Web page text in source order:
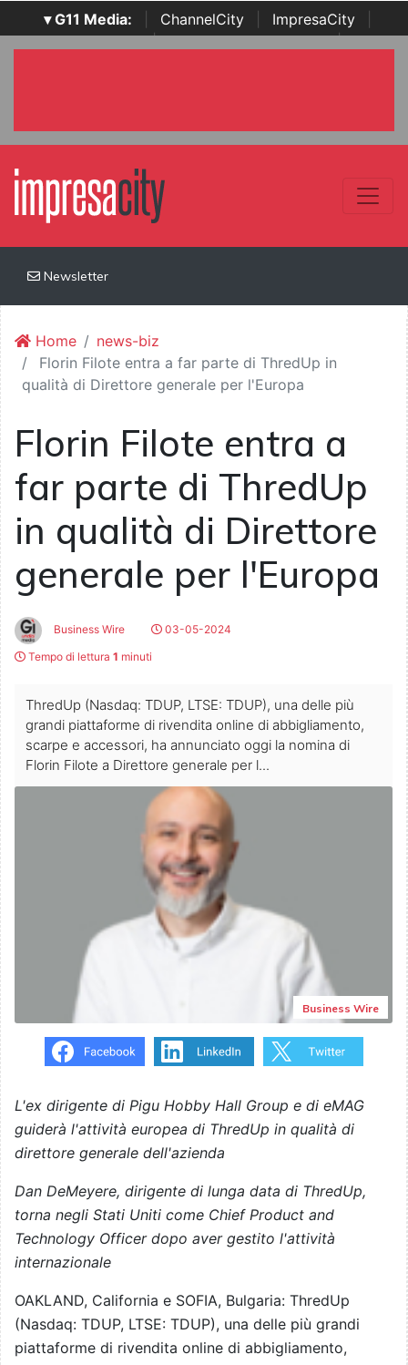
▾ G11 Media: ChannelCity ImpresaCity
SecurityOpenLab | Italian Channel Awards | Italian
Newsletter
Home
news-biz
Florin Filote entra a far parte di ThredUp in
qualità di Direttore generale per l'Europa
Florin Filote entra a
far parte di ThredUp
in qualità di Direttore
generale per l'Europa
Business Wire
03-05-2024
Tempo di lettura 1 minuti
ThredUp (Nasdaq: TDUP, LTSE: TDUP), una delle più
grandi piattaforme di rivendita online di abbigliamento,
scarpe e accessori, ha annunciato oggi la nomina di
Florin Filote a Direttore generale per l...
Business Wire
L'ex dirigente di Pigu Hobby Hall Group e di eMAG
guiderà l'attività europea di ThredUp in qualità di
direttore generale dell'azienda
Dan DeMeyere, dirigente di lunga data di ThredUp,
torna negli Stati Uniti come Chief Product and
Technology Officer dopo aver gestito l'attività
internazionale
OAKLAND, California e SOFIA, Bulgaria: ThredUp
(Nasdaq: TDUP, LTSE: TDUP), una delle più grandi
piattaforme di rivendita online di abbigliamento,